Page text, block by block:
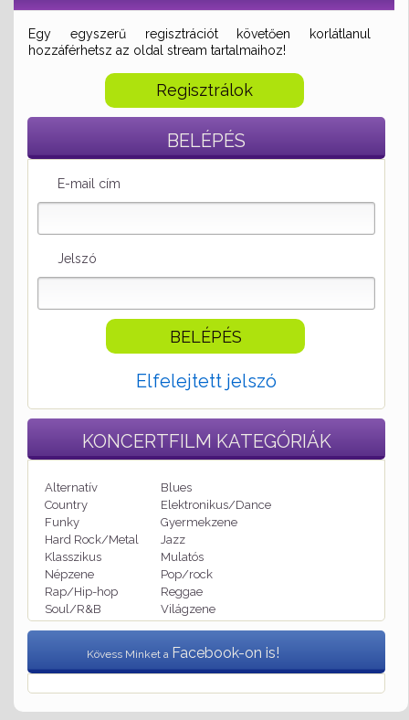
Egy egyszerű regisztrációt követően korlátlanul
hozzáférhetsz az oldal stream tartalmaihoz!
Regisztrálok
BELÉPÉS
E-mail cím
Jelszó
Elfelejtett jelszó
KONCERTFILM KATEGÓRIÁK
Alternatív
Blues
Country
Elektronikus/Dance
Funky
Gyermekzene
Hard Rock/Metal
Jazz
Klasszikus
Mulatós
Népzene
Pop/rock
Rap/Hip-hop
Reggae
Soul/R&B
Világzene
Kövess Minket a Facebook-on is!